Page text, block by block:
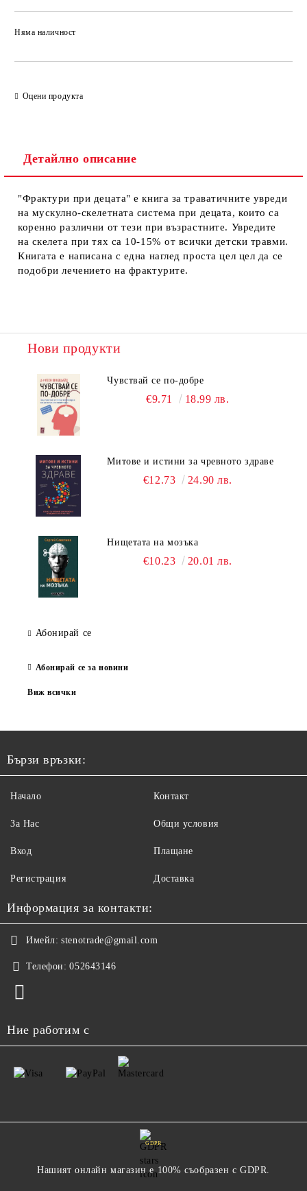
Няма наличност
Оцени продукта
Детайлно описание
"Фрактури при децата" е книга за траватичните увреди
на мускулно-скелетната система при децата, които са
коренно различни от тези при възрастните. Увредите
на скелета при тях са 10-15% от всички детски травми.
Книгата е написана с една наглед проста цел цел да се
подобри лечението на фрактурите.
Нови продукти
Чувствай се по-добре
€9.71 18.99 лв.
Митове и истини за чревното здраве
€12.73 24.90 лв.
Нищетата на мозъка
€10.23 20.01 лв.
Абонирай се
Абонирай се за новини
Виж всички
Бързи връзки:
Начало
За Нас
Вход
Регистрация
Контакт
Общи условия
Плащане
Доставка
Информация за контакти:
Имейл: stenotrade@gmail.com
Телефон: 052643146
Ние работим с
GDPR
Нашият онлайн магазин е 100% съобразен с GDPR.